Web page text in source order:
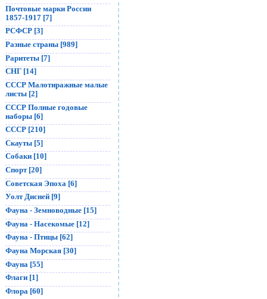
Почтовые марки России
1857-1917 [7]
РСФСР [3]
Разные страны [989]
Раритеты [7]
СНГ [14]
СССР Малотиражные малые
листы [2]
СССР Полные годовые
наборы [6]
СССР [210]
Скауты [5]
Собаки [10]
Спорт [20]
Советская Эпоха [6]
Уолт Дисней [9]
Фауна - Земноводные [15]
Фауна - Насекомые [12]
Фауна - Птицы [62]
Фауна Морская [30]
Фауна [55]
Флаги [1]
Флора [60]